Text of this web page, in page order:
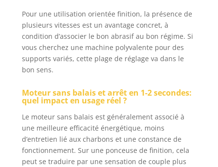
(idéale ponceuse parquet),
polissage des peintures - tout avec
une seule machine. Performances
professionnelles pour les artisans
(même en carrosserie voiture),
pour les structures complexes
comme les armoires, escaliers,
portes et fenêtres. La ponceuse
multifonction Maxxt pour tous vos
projets
Pour une utilisation orientée finition, la présence de
plusieurs vitesses est un avantage concret, à
condition d’associer le bon abrasif au bon régime. Si
vous cherchez une machine polyvalente pour des
supports variés, cette plage de réglage va dans le
bon sens.
Moteur sans balais et arrêt en 1-2 secondes:
quel impact en usage réel ?
Le moteur sans balais est généralement associé à
une meilleure efficacité énergétique, moins
d’entretien lié aux charbons et une constance de
fonctionnement. Sur une ponceuse de finition, cela
peut se traduire par une sensation de couple plus